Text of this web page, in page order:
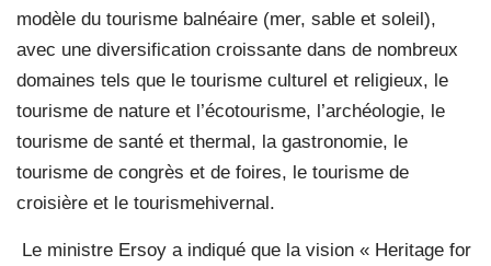
modèle du tourisme balnéaire (mer, sable et soleil),
avec une diversification croissante dans de nombreux
domaines tels que le tourisme culturel et religieux, le
tourisme de nature et l’écotourisme, l’archéologie, le
tourisme de santé et thermal, la gastronomie, le
tourisme de congrès et de foires, le tourisme de
croisière et le tourismehivernal.
Le ministre Ersoy a indiqué que la vision « Heritage for